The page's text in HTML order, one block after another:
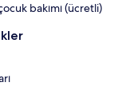
bakımı (ücretli)